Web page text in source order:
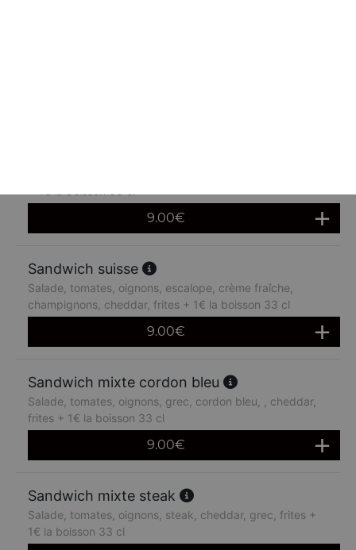
9.00€
Sandwich suisse
Salade, tomates, oignons, escalope, crème fraîche,
champignons, cheddar, frites + 1€ la boisson 33 cl
9.00€
Sandwich mixte cordon bleu
Salade, tomates, oignons, grec, cordon bleu, , cheddar,
frites + 1€ la boisson 33 cl
9.00€
Sandwich mixte steak
Salade, tomates, oignons, steak, cheddar, grec, frites +
1€ la boisson 33 cl